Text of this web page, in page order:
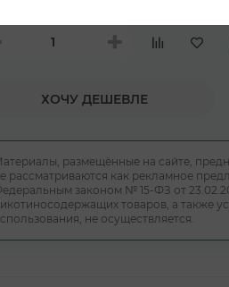
ХОЧУ ДЕШЕВЛЕ
размещённые на сайте,
рассматриваются как рекламное
законом № 15-ФЗ от
товаров, а также
не осуществляется.